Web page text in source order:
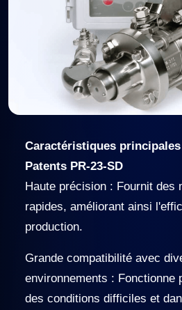
Caractéristiques principales
Patents PR-23-SD
Haute précision : Fournit des
rapides, améliorant ainsi
production.
Grande compatibilité avec
environnements : Fonctionne
des conditions difficiles et